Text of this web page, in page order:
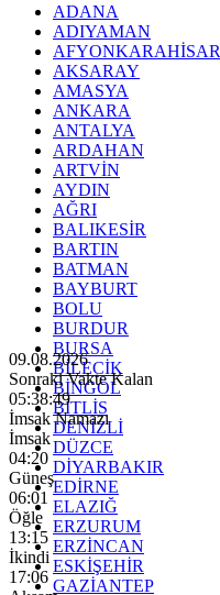
ADANA
ADIYAMAN
AFYONKARAHİSAR
AKSARAY
AMASYA
ANKARA
ANTALYA
ARDAHAN
ARTVİN
AYDIN
AĞRI
BALIKESİR
BARTIN
BATMAN
BAYBURT
BOLU
BURDUR
BURSA
BİLECİK
BİNGÖL
BİTLİS
DENİZLİ
DÜZCE
DİYARBAKIR
EDİRNE
ELAZIĞ
ERZURUM
ERZİNCAN
ESKİŞEHİR
GAZİANTEP
09.08.2026
Sonraki Vakte Kalan
05:38:47
İmsak Namazı
İmsak
04:20
Güneş
06:01
Öğle
13:15
İkindi
17:06